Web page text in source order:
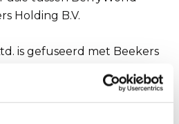
Holding B.V.
is gefuseerd met Beekers
van Beekers Holding
van de transactie.